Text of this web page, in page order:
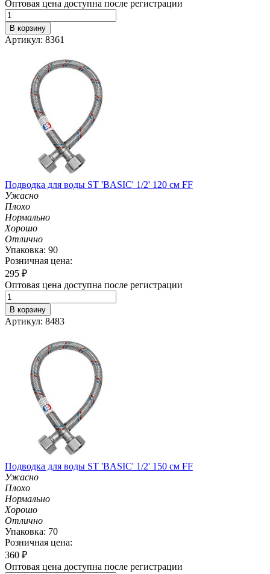
Оптовая цена доступна после регистрации
В корзину
Артикул: 8361
Подводка для воды ST 'BASIC' 1/2' 120 см FF
Ужасно
Плохо
Нормально
Хорошо
Отлично
Упаковка: 90
Розничная цена:
295 ₽
Оптовая цена доступна после регистрации
В корзину
Артикул: 8483
Подводка для воды ST 'BASIC' 1/2' 150 см FF
Ужасно
Плохо
Нормально
Хорошо
Отлично
Упаковка: 70
Розничная цена:
360 ₽
Оптовая цена доступна после регистрации